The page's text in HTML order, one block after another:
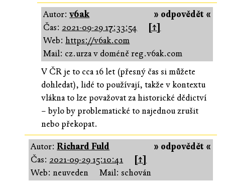
» odpovědět «
Autor:v6ak
Čas: 2021-09-29 17:33:54
[↑]
Web:https://v6ak.com
Mail: cz.urza v doméně reg.v6ak.com
V ČR je to cca 16 let (přesný čas si můžete
dohledat), lidé to používají, takže v kontextu
vlákna to lze považovat za historické dědictví
– bylo by problematické to najednou zrušit
nebo překopat.
» odpovědět «
Autor:Richard Fuld
Čas: 2021-09-29 15:10:41
[↑]
Web: neuveden
Mail: schován